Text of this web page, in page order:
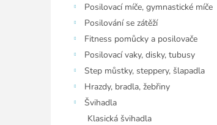
Posilovací míče, gymnastické míče
Posilování se zátěží
Fitness pomůcky a posilovače
Posilovací vaky, disky, tubusy
Step můstky, steppery, šlapadla
Hrazdy, bradla, žebřiny
Švihadla
Klasická švihadla